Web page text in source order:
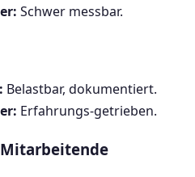
Schwer messbar.
Belastbar, dokumentiert.
Erfahrungs-getrieben.